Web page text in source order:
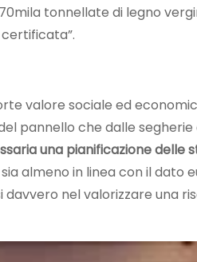
tonnellate di legno
valore sociale ed
pannello che dalle
una pianificazione delle
almeno in linea con il dato
nel valorizzare una